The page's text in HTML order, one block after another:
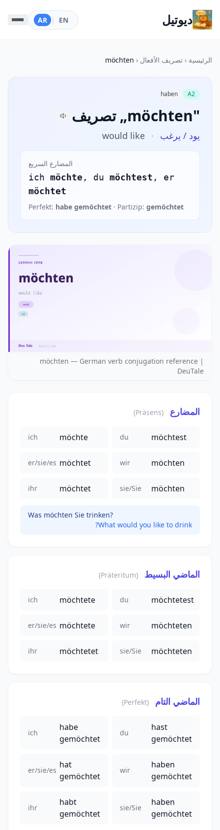
ديوتيل EN
|
AR
الرئيسية ‹ تصريف الأفعال ‹
möchten
A2
haben
تصريف „möchten"
يود / يرغب ·
would like
المضارع السريع
ich möchte , du möchtest , er
möchtet
Perfekt: habe gemöchtet · Partizip: gemöchtet
möchten — German verb conjugation reference |
DeuTale
المضارع (Präsens)
ich möchte du möchtest
er/sie/es möchtet wir möchten
ihr möchtet sie/Sie möchten
Was möchten Sie trinken?
What would you like to drink?
الماضي البسيط (Präteritum)
ich möchtete du möchtetest
er/sie/es möchtete wir möchteten
ihr möchtetet sie/Sie möchteten
الماضي التام (Perfekt)
ich
habe
gemöchtet
du
hast
gemöchtet
er/sie/es
hat
gemöchtet
wir
haben
gemöchtet
ihr
habt
gemöchtet
sie/Sie
haben
gemöchtet